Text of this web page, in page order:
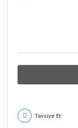
Tavsiye Et